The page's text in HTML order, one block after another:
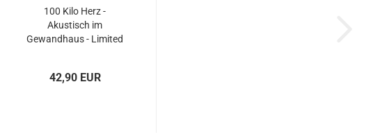
100 Kilo Herz -
Akustisch im
Gewandhaus - Limited
42,90 EUR